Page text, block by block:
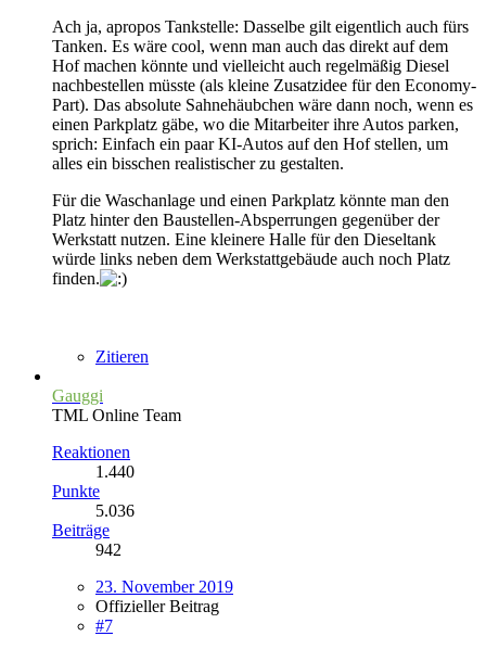
Ach ja, apropos Tankstelle: Dasselbe gilt eigentlich auch fürs
Tanken. Es wäre cool, wenn man auch das direkt auf dem
Hof machen könnte und vielleicht auch regelmäßig Diesel
nachbestellen müsste (als kleine Zusatzidee für den Economy-
Part). Das absolute Sahnehäubchen wäre dann noch, wenn es
einen Parkplatz gäbe, wo die Mitarbeiter ihre Autos parken,
sprich: Einfach ein paar KI-Autos auf den Hof stellen, um
alles ein bisschen realistischer zu gestalten.
Für die Waschanlage und einen Parkplatz könnte man den
Platz hinter den Baustellen-Absperrungen gegenüber der
Werkstatt nutzen. Eine kleinere Halle für den Dieseltank
würde links neben dem Werkstattgebäude auch noch Platz
finden.
Zitieren
Gauggi
TML Online Team
Reaktionen
1.440
Punkte
5.036
Beiträge
942
23. November 2019
Offizieller Beitrag
#7